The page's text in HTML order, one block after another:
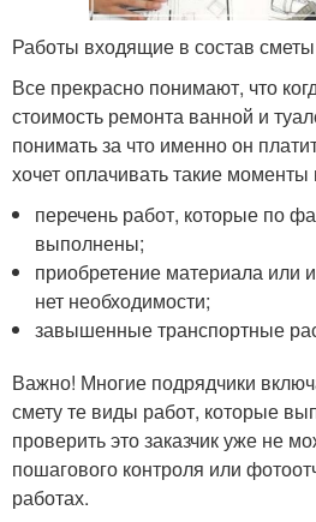
Работы входящие в состав сметы
Все прекрасно понимают, что
стоимость ремонта ванной и
понимать за что именно он
хочет оплачивать такие моменты
перечень работ, которые по
выполнены;
приобретение материала или
нет необходимости;
завышенные транспортные
Важно! Многие подрядчики
смету те виды работ, которые
проверить это заказчик уже не
пошагового контроля или
работах.